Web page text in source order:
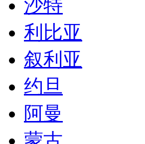
蒙古
阿联酋
伊朗
迪拜